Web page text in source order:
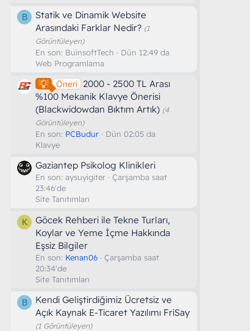
B
Statik ve Dinamik Website
Arasındaki Farklar Nedir? (1
Görüntüleyen)
En son: BuinsoftTech
Dün 12:49 da
Web Programlama
Öneri
2000 - 2500 TL Arası
%100 Mekanik Klavye Önerisi
(Blackwidowdan Bıktım Artık) (4
Görüntüleyen)
En son: PCBudur
Dün 02:05 da
Klavye
Gaziantep Psikolog Klinikleri
En son: aysuyigiter
Çarşamba saat
23:46'de
Site Tanıtımları
K
Göcek Rehberi ile Tekne Turları,
Koylar ve Yeme İçme Hakkında
Eşsiz Bilgiler
En son: Kenan06
Çarşamba saat
20:34'de
Site Tanıtımları
B
Kendi Geliştirdiğimiz Ücretsiz ve
Açık Kaynak E-Ticaret Yazılımı FriSay
(1 Görüntüleyen)